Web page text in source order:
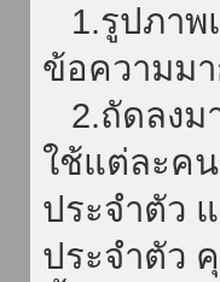
1.รูปภาพ
ข้อความมา
2.ถัดลงม
ใช้แต่ละค
ประจำตัว
ประจำตัว